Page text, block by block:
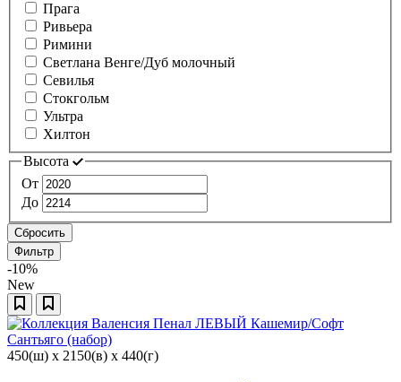
Прага
Ривьера
Римини
Светлана Венге/Дуб молочный
Севилья
Стокгольм
Ультра
Хилтон
Высота
От
До
Сбросить
Фильтр
-10%
New
450(ш) x 2150(в) x 440(г)